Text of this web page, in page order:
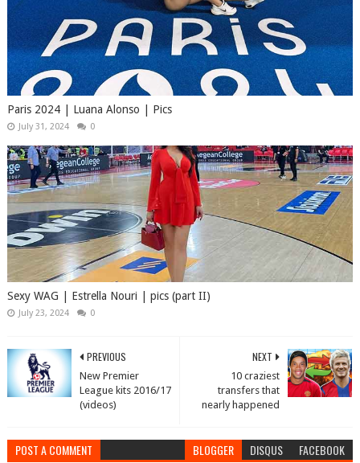
Paris 2024 | Luana Alonso | Pics
July 31, 2024 0
Sexy WAG | Estrella Nouri | pics (part II)
July 23, 2024 0
NEXT
10 craziest
transfers that
nearly happened
PREVIOUS
New Premier
League kits 2016/17
(videos)
POST A COMMENT BLOGGER DISQUS FACEBOOK